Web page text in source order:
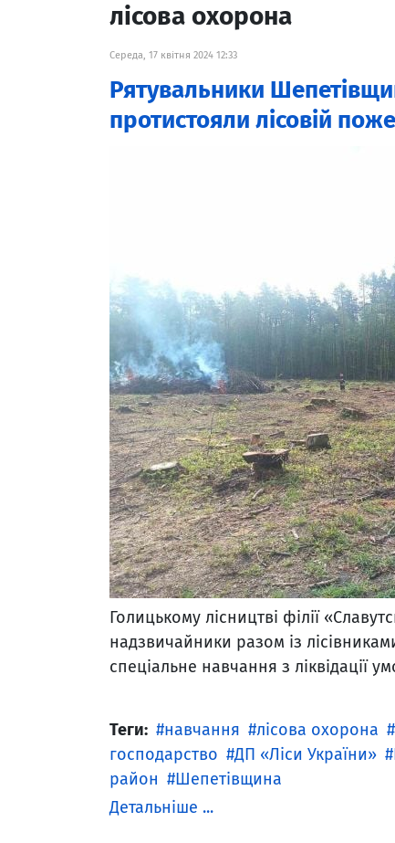
лісова охорона
Середа, 17 квітня 2024 12:33
Рятувальники
протистояли лісовій
Голицькому лісництві філії
надзвичайники разом із
спеціальне навчання з ліквідації
Теги: навчання лісова охорона
господарство
ДП «Ліси України»
район
Шепетівщина
Детальніше ...